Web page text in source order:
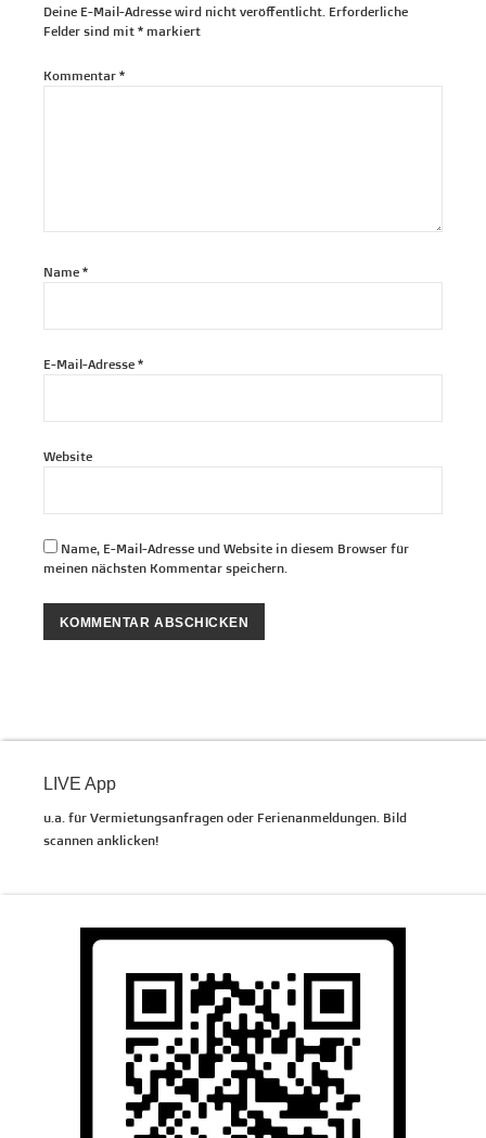
Deine E-Mail-Adresse wird nicht veröffentlicht. Erforderliche
Felder sind mit * markiert
Kommentar *
Name *
E-Mail-Adresse *
Website
Name, E-Mail-Adresse und Website in diesem Browser für
meinen nächsten Kommentar speichern.
Sidebar
LIVE App
u.a. für Vermietungsanfragen oder Ferienanmeldungen. Bild
scannen anklicken!